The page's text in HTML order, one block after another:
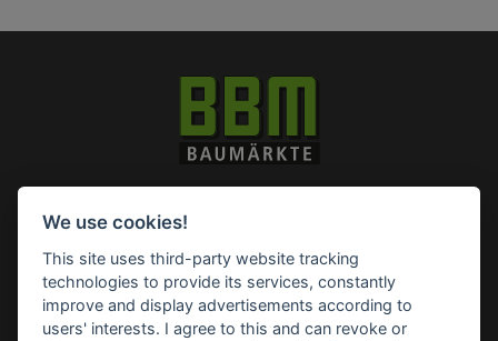
Impressum Datenschutz Widerruf-Formular
Cookie-Einstellungen ändern
BBM Baumarkt Barsinghausen
Marie-Curie-Straße 1
30890 Barsinghausen
We use cookies!
This site uses third-party website tracking
technologies to provide its services, constantly
improve and display advertisements according to
users' interests. I agree to this and can revoke or